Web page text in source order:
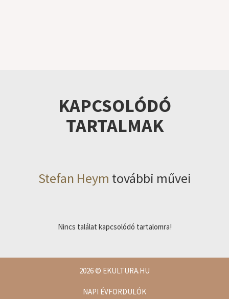
KAPCSOLÓDÓ
TARTALMAK
Stefan Heym további művei
Nincs találat kapcsolódó tartalomra!
2026© EKULTURA.HU
NAPI ÉVFORDULÓK